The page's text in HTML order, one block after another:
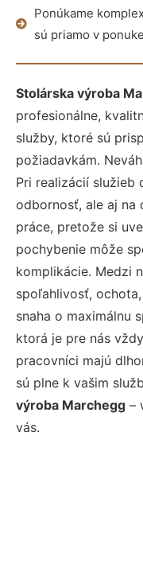
Ponúkame
sú priamo v
Stolárska výroba
profesionálne,
služby, ktoré sú
požiadavkám.
Pri realizácií služieb
odbornosť, ale aj na
práce, pretože si
pochybenie môže
komplikácie. Medzi
spoľahlivosť,
snaha o maximálnu
ktorá je pre nás
pracovníci majú
sú plne k vašim
výroba Marchegg –
vás.